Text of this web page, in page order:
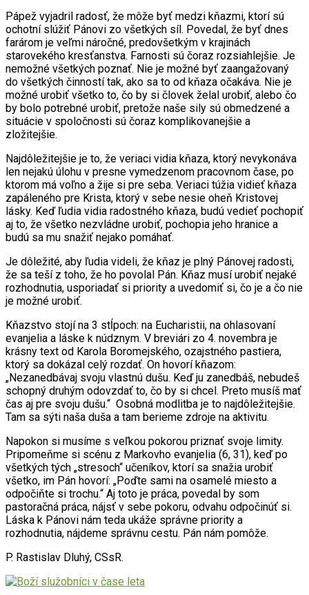
Pápež vyjadril radosť, že môže byť medzi kňazmi, ktorí sú
ochotní slúžiť Pánovi zo všetkých síl. Povedal, že byť dnes
farárom je veľmi náročné, predovšetkým v krajinách
starovekého kresťanstva. Farnosti sú čoraz rozsiahlejšie. Je
nemožné všetkých poznať. Nie je možné byť zaangažovaný
do všetkých činností tak, ako sa to od kňaza očakáva. Nie je
možné urobiť všetko to, čo by si človek želal urobiť, alebo čo
by bolo potrebné urobiť, pretože naše sily sú obmedzené a
situácie v spoločnosti sú čoraz komplikovanejšie a
zložitejšie.
Najdôležitejšie je to, že veriaci vidia kňaza, ktorý nevykonáva
len nejakú úlohu v presne vymedzenom pracovnom čase, po
ktorom má voľno a žije si pre seba. Veriaci túžia vidieť kňaza
zapáleného pre Krista, ktorý v sebe nesie oheň Kristovej
lásky. Keď ľudia vidia radostného kňaza, budú vedieť pochopiť
aj to, že všetko nezvládne urobiť, pochopia jeho hranice a
budú sa mu snažiť nejako pomáhať.
Je dôležité, aby ľudia videli, že kňaz je plný Pánovej radosti,
že sa teší z toho, že ho povolal Pán. Kňaz musí urobiť nejaké
rozhodnutia, usporiadať si priority a uvedomiť si, čo je a čo nie
je možné urobiť.
Kňazstvo stojí na 3 stĺpoch: na Eucharistii, na ohlasovaní
evanjelia a láske k núdznym. V breviári zo 4. novembra je
krásny text od Karola Boromejského, ozajstného pastiera,
ktorý sa dokázal celý rozdať. On hovorí kňazom:
„Nezanedbávaj svoju vlastnú dušu. Keď ju zanedbáš, nebudeš
schopný druhým odovzdať to, čo by si chcel. Preto musíš mať
čas aj pre svoju dušu.“ Osobná modlitba je to najdôležitejšie.
Tam sa sýti naša duša a tam berieme zdroje na aktivitu.
Napokon si musíme s veľkou pokorou priznať svoje limity.
Pripomeňme si scénu z Markovho evanjelia (6, 31), keď po
všetkých tých „stresoch“ učeníkov, ktorí sa snažia urobiť
všetko, im Pán hovorí: „Poďte sami na osamelé miesto a
odpočiňte si trochu.“ Aj toto je práca, povedal by som
pastoračná práca, nájsť v sebe pokoru, odvahu odpočinúť si.
Láska k Pánovi nám teda ukáže správne priority a
rozhodnutia, nájdeme správnu cestu. Pán nám pomôže.
P. Rastislav Dluhý, CSsR.